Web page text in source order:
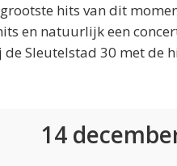
hits van dit
en natuurlijk een
Sleutelstad 30 met de
14